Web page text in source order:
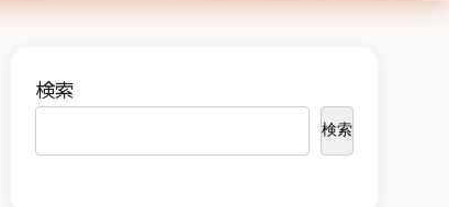
検索
検索